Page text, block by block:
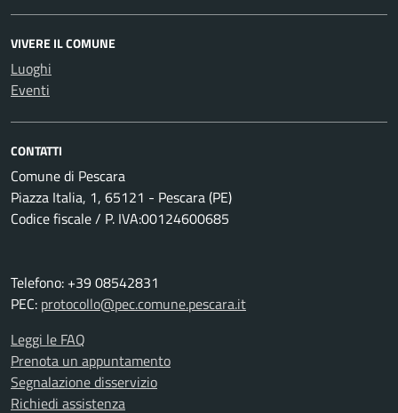
VIVERE IL COMUNE
Luoghi
Eventi
CONTATTI
Comune di Pescara
Piazza Italia, 1, 65121 - Pescara (PE)
Codice fiscale / P. IVA:00124600685
Telefono: +39 08542831
PEC: protocollo@pec.comune.pescara.it
Leggi le FAQ
Prenota un appuntamento
Segnalazione disservizio
Richiedi assistenza